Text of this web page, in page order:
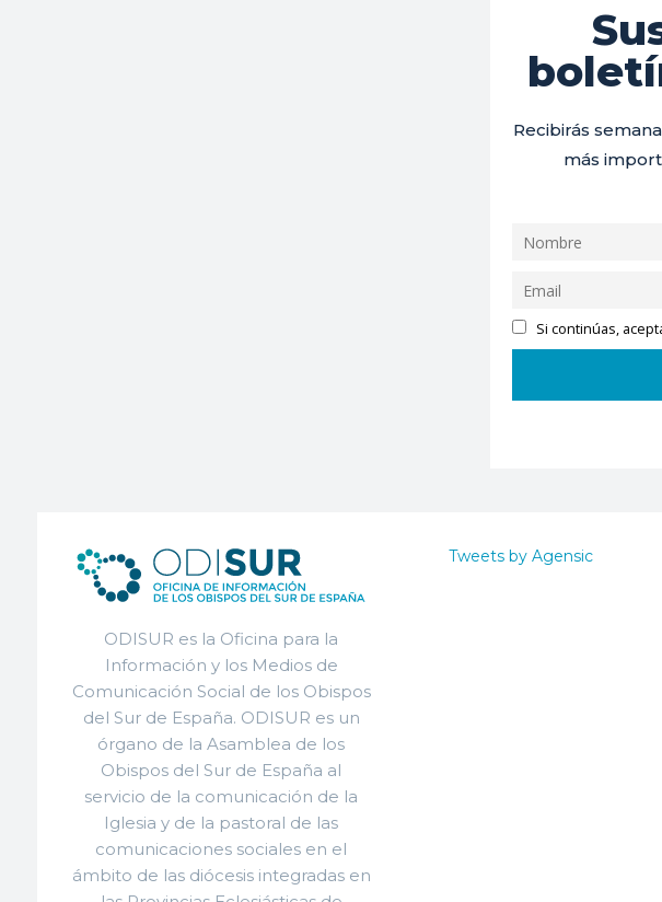
Recibirás
más
Si continúas,
ODISUR es la Oficina para la
Información y los Medios de
Comunicación Social de los Obispos
del Sur de España. ODISUR es un
órgano de la Asamblea de los
Obispos del Sur de España al
servicio de la comunicación de la
Iglesia y de la pastoral de las
comunicaciones sociales en el
ámbito de las diócesis integradas en
Tweets by Agensic